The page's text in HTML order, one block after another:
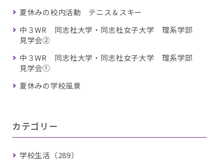
夏休みの校内活動 テニス＆スキー
中３WR 同志社大学・同志社女子大学 理系学部
見学会②
中３WR 同志社大学・同志社女子大学 理系学部
見学会①
夏休みの学校風景
カテゴリー
学校生活（289）